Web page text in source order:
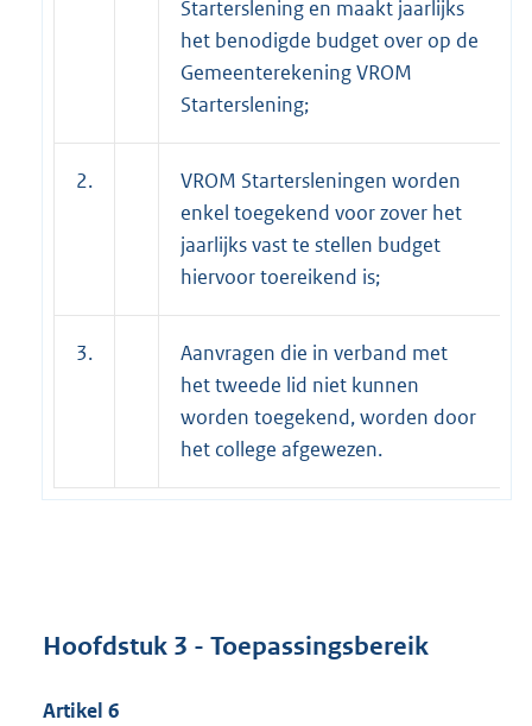
Starterslening en maakt jaarlijks
het benodigde budget over op de
Gemeenterekening VROM
Starterslening;
2.
VROM Startersleningen worden
enkel toegekend voor zover het
jaarlijks vast te stellen budget
hiervoor toereikend is;
3.
Aanvragen die in verband met
het tweede lid niet kunnen
worden toegekend, worden door
het college afgewezen.
Hoofdstuk 3 - Toepassingsbereik
Artikel 6